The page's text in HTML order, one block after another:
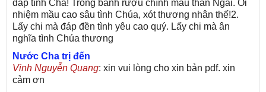
đáp tình Cha! Trong bánh rượu chính máu thân Ngài. Ôi
nhiệm mầu cao sâu tình Chúa, xót thương nhân thế!2.
Lấy chi mà đáp đền tình yêu cao quý. Lấy chi mà ân
nghĩa tình Chúa thương
Nước Cha trị đến
Vinh Nguyễn Quang: xin vui lòng cho xin bản pdf. xin
cảm ơn